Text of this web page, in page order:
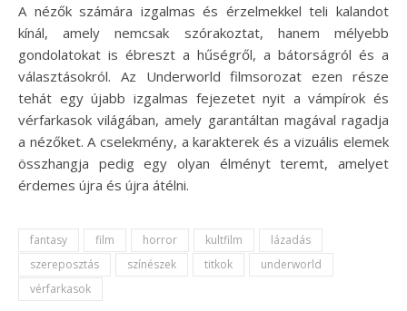
A nézők számára izgalmas és érzelmekkel teli kalandot
kínál, amely nemcsak szórakoztat, hanem mélyebb
gondolatokat is ébreszt a hűségről, a bátorságról és a
választásokról. Az Underworld filmsorozat ezen része
tehát egy újabb izgalmas fejezetet nyit a vámpírok és
vérfarkasok világában, amely garantáltan magával ragadja
a nézőket. A cselekmény, a karakterek és a vizuális elemek
összhangja pedig egy olyan élményt teremt, amelyet
érdemes újra és újra átélni.
fantasy film horror kultfilm
lázadás
szereposztás
színészek titkok
underworld
vérfarkasok